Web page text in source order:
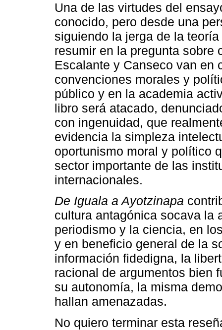
Una de las virtudes del
conocido, pero desde una
siguiendo la jerga de la
resumir en la pregunta sobre
Escalante y Canseco van en
convenciones morales y
público y en la academia
libro será atacado,
con ingenuidad, que
evidencia la simpleza
oportunismo moral y político
sector importante de las
internacionales.
De Iguala a Ayotzinapa
cultura antagónica socava la
periodismo y la ciencia, en
y en beneficio general de la
información fidedigna, la
racional de argumentos bien
su autonomía, la misma
hallan amenazadas.
No quiero terminar esta